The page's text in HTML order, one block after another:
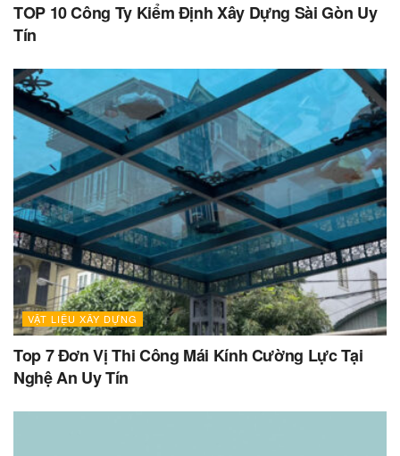
TOP 10 Công Ty Kiểm Định Xây Dựng Sài Gòn Uy
Tín
VẬT LIỆU XÂY DỰNG
Top 7 Đơn Vị Thi Công Mái Kính Cường Lực Tại
Nghệ An Uy Tín